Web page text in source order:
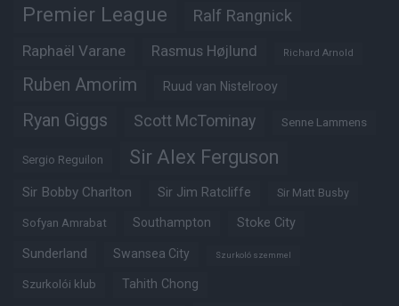
Premier League Ralf Rangnick
Raphaël Varane Rasmus Højlund Richard Arnold
Ruben Amorim Ruud van Nistelrooy
Ryan Giggs Scott McTominay Senne Lammens
Sergio Reguilon Sir Alex Ferguson
Sir Bobby Charlton Sir Jim Ratcliffe Sir Matt Busby
Sofyan Amrabat Southampton Stoke City
Sunderland Swansea City Szurkoló szemmel
Szurkolói klub Tahith Chong